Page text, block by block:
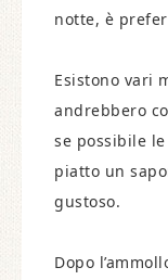
notte, è
Esistono vari
andrebbero
se possibile le
piatto un
gustoso.
Dopo